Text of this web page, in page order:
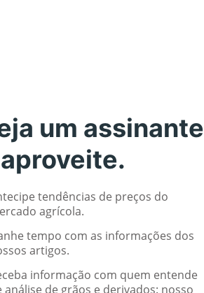
um assinante
tendências de preços do
agrícola.
tempo com as informações dos
artigos.
informação com quem entende
análise de grãos e derivados: nosso